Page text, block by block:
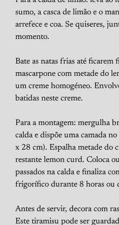
sumo, a casca de limão e o
arrefece e coa. Se quiseres,
momento.
Bate as natas frias até ficarem
mascarpone com metade do
um creme homogéneo.
batidas neste creme.
Para a montagem: mergulha
calda e dispõe uma camada
x 28 cm). Espalha metade do
restante lemon curd. Coloca
passados na calda e finaliza
frigorífico durante 8 horas ou
Antes de servir, decora com
Este tiramisu pode ser